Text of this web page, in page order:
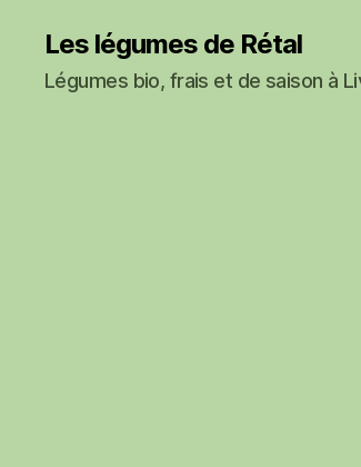
Les légumes de Rétal
Légumes bio, frais et de saison à